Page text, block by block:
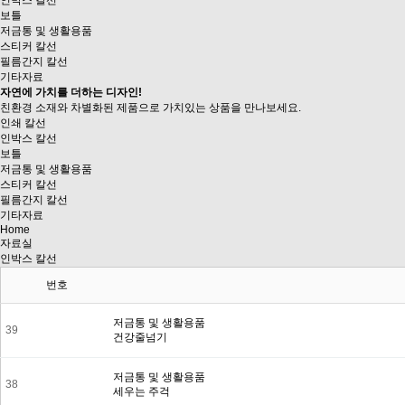
보틀
저금통 및 생활용품
스티커 칼선
필름간지 칼선
기타자료
자연에 가치를 더하는 디자인!
친환경 소재와 차별화된 제품으로 가치있는 상품을 만나보세요.
인쇄 칼선
인박스 칼선
보틀
저금통 및 생활용품
스티커 칼선
필름간지 칼선
기타자료
Home
자료실
인박스 칼선
번호
39
저금통 및 생활용품
건강줄넘기
38
저금통 및 생활용품
세우는 주걱